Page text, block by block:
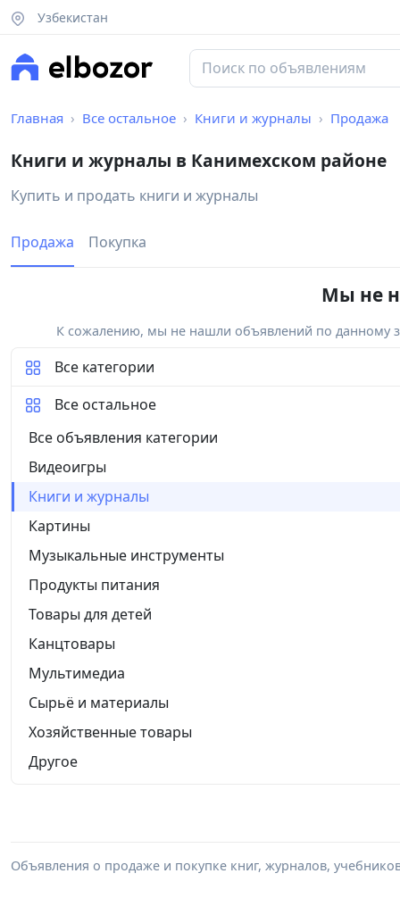
Узбекистан
Главная Все остальное Книги и журналы Продажа
Книги и журналы в Канимехском районе
Купить и продать книги и журналы
Продажа Покупка
Мы не
К сожалению, мы не нашли объявлений по данному
Все категории
Все остальное
Все объявления категории
Видеоигры
Книги и журналы
Картины
Музыкальные инструменты
Продукты питания
Товары для детей
Канцтовары
Мультимедиа
Сырьё и материалы
Хозяйственные товары
Другое
Объявления о продаже и покупке книг, журналов,